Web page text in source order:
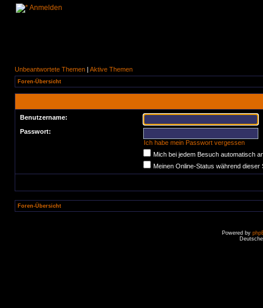
Anmelden
Unbeantwortete Themen | Aktive Themen
Foren-Übersicht
Benutzername:
Passwort:
Ich habe mein Passwort vergessen
Mich bei jedem Besuch automatisch
Meinen Online-Status während dieser
Foren-Übersicht
Powered by